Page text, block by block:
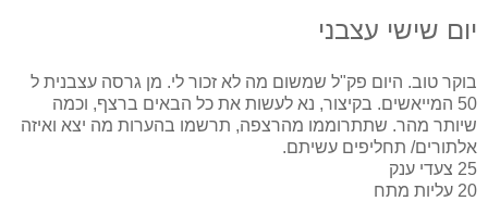
יום שישי עצבני
בוקר טוב. היום פק"ל שמשום מה לא זכור לי. מן גרסה עצבנית ל
50 המייאשים. בקיצור, נא לעשות את כל הבאים ברצף, וכמה
שיותר מהר. שתתרוממו מהרצפה, תרשמו בהערות מה יצא ואיזה
אלתורים/ תחליפים עשיתם.
25 צעדי ענק
20 עליות מתח